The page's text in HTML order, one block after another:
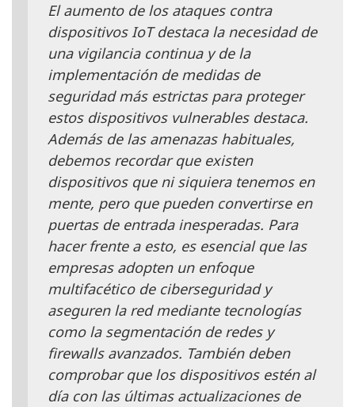
El aumento de los ataques contra
dispositivos IoT destaca la necesidad de
una vigilancia continua y de la
implementación de medidas de
seguridad más estrictas para proteger
estos dispositivos vulnerables destaca.
Además de las amenazas habituales,
debemos recordar que existen
dispositivos que ni siquiera tenemos en
mente, pero que pueden convertirse en
puertas de entrada inesperadas. Para
hacer frente a esto, es esencial que las
empresas adopten un enfoque
multifacético de ciberseguridad y
aseguren la red mediante tecnologías
como la segmentación de redes y
firewalls avanzados. También deben
comprobar que los dispositivos estén al
día con las últimas actualizaciones de